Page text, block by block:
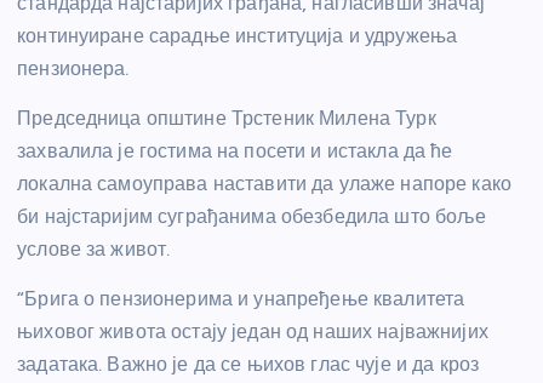
континуиране сарадње институција и удружења
пензионера.
Председница општине Трстеник Милена Турк
захвалила је гостима на посети и истакла да ће
локална самоуправа наставити да улаже напоре како
би најстаријим суграђанима обезбедила што боље
услове за живот.
“Брига о пензионерима и унапређење квалитета
њиховог живота остају један од наших најважнијих
задатака. Важно је да се њихов глас чује и да кроз